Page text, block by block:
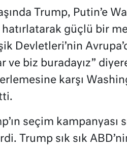
Trump, Putin’e
hatırlatarak güçlü bir
Devletleri’nin
ve biz buradayız”
karşı
seçim kampanyası
Trump sık sık